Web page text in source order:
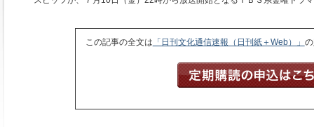
この記事の全文は 「日刊文化通信速報（日刊紙＋Web）」